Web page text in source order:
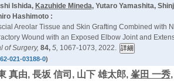
Ishida, Kazuhide Mineda, Yutaro Yamashita,
Hashimoto :
Areolar Tissue and Skin Grafting Combined with
Wound with an Exposed Elbow Joint and
of Surgery, 84, 5, 1067-1073, 2022.
021-03188-0)
真由, 長坂 信司, 山下 雄太郎, 峯田 一秀